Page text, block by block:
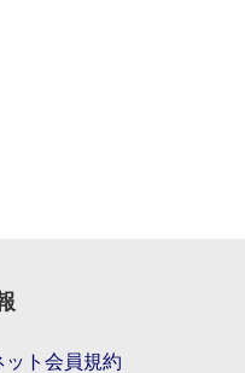
ット会員規約